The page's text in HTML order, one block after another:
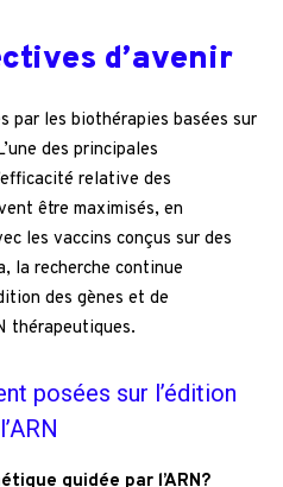
d’avenir
par les biothérapies basées sur
des principales
relative des
être maximisés, en
les vaccins conçus sur des
la recherche continue
des gènes et de
thérapeutiques.
posées sur l’édition
guidée par l’ARN?